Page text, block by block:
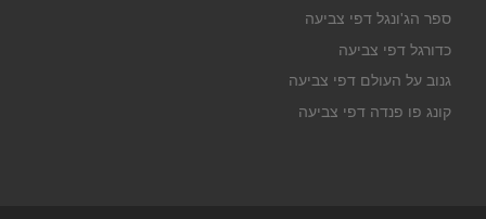
ספר הג'ונגל דפי צביעה
כדורגל דפי צביעה
גנוב על העולם דפי צביעה
קונג פו פנדה דפי צביעה